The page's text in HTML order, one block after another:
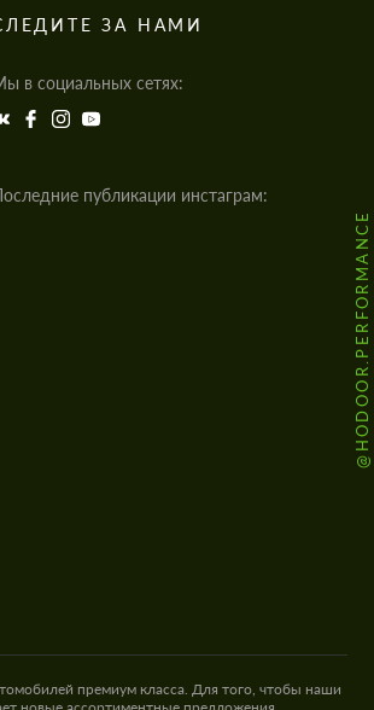
ЗА НАМИ
в социальных сетях:
публикации инстаграм:
@HODOOR.PERFORMANCE
премиум класса. Для того, чтобы наши